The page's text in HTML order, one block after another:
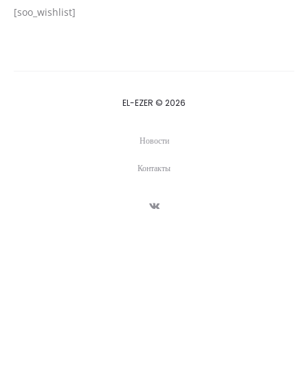
[soo_wishlist]
EL-EZER © 2026
Новости
Контакты
V